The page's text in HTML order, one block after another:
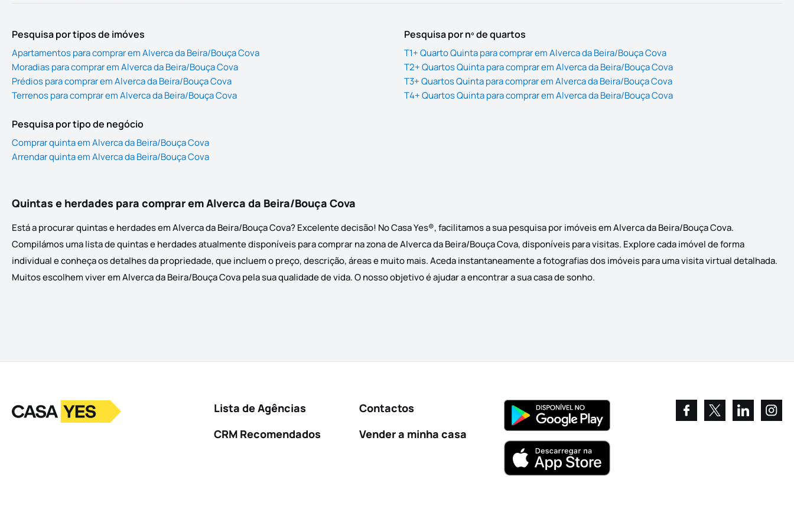
Pesquisa por tipos de imóves
Apartamentos para comprar em Alverca da Beira/Bouça Cova
Moradias para comprar em Alverca da Beira/Bouça Cova
Prédios para comprar em Alverca da Beira/Bouça Cova
Terrenos para comprar em Alverca da Beira/Bouça Cova
Pesquisa por nº de quartos
T1+ Quarto Quinta para comprar em Alverca da Beira/Bouça Cova
T2+ Quartos Quinta para comprar em Alverca da Beira/Bouça Cova
T3+ Quartos Quinta para comprar em Alverca da Beira/Bouça Cova
T4+ Quartos Quinta para comprar em Alverca da Beira/Bouça Cova
Pesquisa por tipo de negócio
Comprar quinta em Alverca da Beira/Bouça Cova
Arrendar quinta em Alverca da Beira/Bouça Cova
Quintas e herdades para comprar em Alverca da Beira/Bouça Cova
Está a procurar quintas e herdades em Alverca da Beira/Bouça Cova? Excelente decisão! No Casa Yes®, facilitamos a sua pesquisa por imóveis em Alverca da Beira/Bouça Cova.
Compilámos uma lista de quintas e herdades atualmente disponíveis para comprar na zona de Alverca da Beira/Bouça Cova, disponíveis para visitas. Explore cada imóvel de forma
individual e conheça os detalhes da propriedade, que incluem o preço, descrição, áreas e muito mais. Aceda instantaneamente a fotografias dos imóveis para uma visita virtual detalhada.
Muitos escolhem viver em Alverca da Beira/Bouça Cova pela sua qualidade de vida. O nosso objetivo é ajudar a encontrar a sua casa de sonho.
LogoIr para a homepage
Lista de Agências
CRM Recomendados
Contactos
Vender a minha casa